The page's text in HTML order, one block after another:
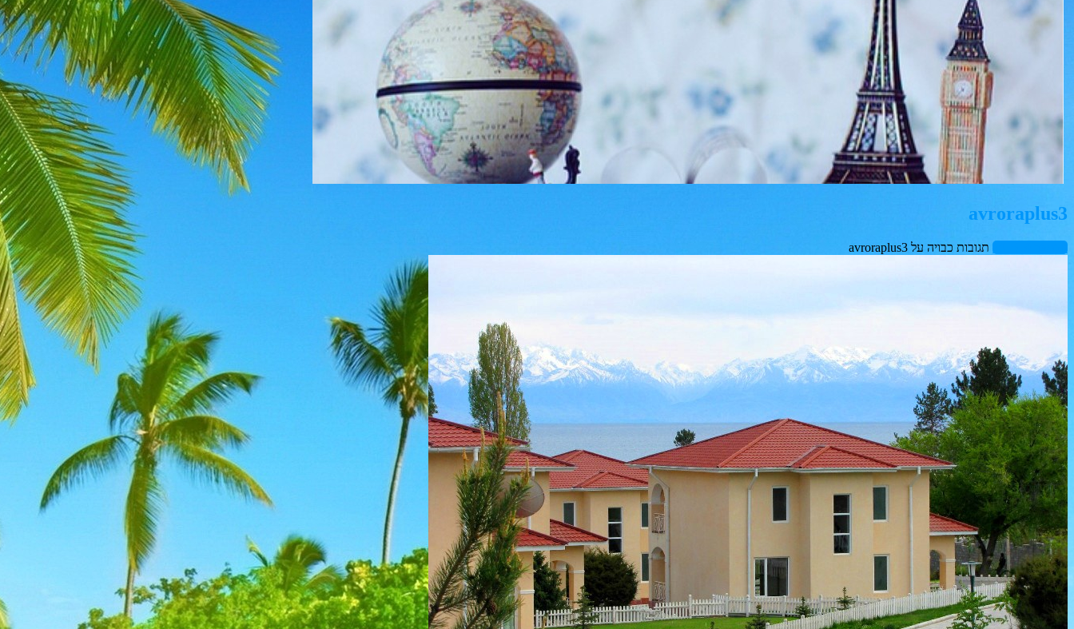
avroraplus3
נוֹבֶמבֶּר 9, 2015 תגובות כבויה על avroraplus3